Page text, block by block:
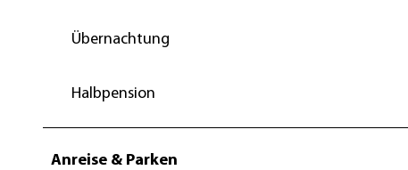
Übernachtung
Halbpension
Anreise & Parken